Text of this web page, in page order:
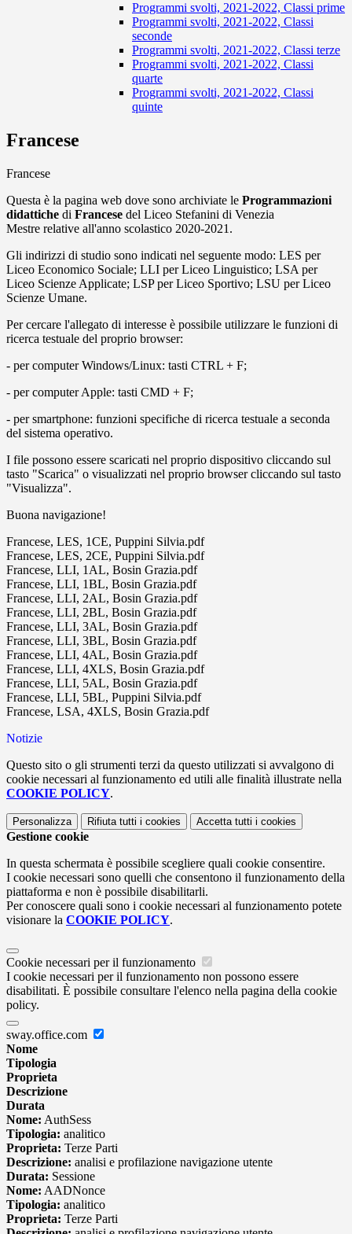
Programmi svolti, 2021-2022, Classi prime
Programmi svolti, 2021-2022, Classi
seconde
Programmi svolti, 2021-2022, Classi terze
Programmi svolti, 2021-2022, Classi
quarte
Programmi svolti, 2021-2022, Classi
quinte
Francese
Francese
Questa è la pagina web dove sono archiviate le Programmazioni
didattiche di Francese del Liceo Stefanini di Venezia
Mestre relative all'anno scolastico 2020-2021.
Gli indirizzi di studio sono indicati nel seguente modo: LES per
Liceo Economico Sociale; LLI per Liceo Linguistico; LSA per
Liceo Scienze Applicate; LSP per Liceo Sportivo; LSU per Liceo
Scienze Umane.
Per cercare l'allegato di interesse è possibile utilizzare le funzioni di
ricerca testuale del proprio browser:
- per computer Windows/Linux: tasti CTRL + F;
- per computer Apple: tasti CMD + F;
- per smartphone: funzioni specifiche di ricerca testuale a seconda
del sistema operativo.
I file possono essere scaricati nel proprio dispositivo cliccando sul
tasto "Scarica" o visualizzati nel proprio browser cliccando sul tasto
"Visualizza".
Buona navigazione!
Francese, LES, 1CE, Puppini Silvia.pdf
Francese, LES, 2CE, Puppini Silvia.pdf
Francese, LLI, 1AL, Bosin Grazia.pdf
Francese, LLI, 1BL, Bosin Grazia.pdf
Francese, LLI, 2AL, Bosin Grazia.pdf
Francese, LLI, 2BL, Bosin Grazia.pdf
Francese, LLI, 3AL, Bosin Grazia.pdf
Francese, LLI, 3BL, Bosin Grazia.pdf
Francese, LLI, 4AL, Bosin Grazia.pdf
Francese, LLI, 4XLS, Bosin Grazia.pdf
Francese, LLI, 5AL, Bosin Grazia.pdf
Francese, LLI, 5BL, Puppini Silvia.pdf
Francese, LSA, 4XLS, Bosin Grazia.pdf
Notizie
Questo sito o gli strumenti terzi da questo utilizzati si avvalgono di
cookie necessari al funzionamento ed utili alle finalità illustrate nella
COOKIE POLICY.
Personalizza Rifiuta tutti i cookies Accetta tutti i cookies
Gestione cookie
In questa schermata è possibile scegliere quali cookie consentire.
I cookie necessari sono quelli che consentono il funzionamento della
piattaforma e non è possibile disabilitarli.
Per conoscere quali sono i cookie necessari al funzionamento potete
visionare la COOKIE POLICY.
Cookie necessari per il funzionamento
I cookie necessari per il funzionamento non possono essere
disabilitati. È possibile consultare l'elenco nella pagina della cookie
policy.
sway.office.com
Nome
Tipologia
Proprieta
Descrizione
Durata
Nome: AuthSess
Tipologia: analitico
Proprieta: Terze Parti
Descrizione: analisi e profilazione navigazione utente
Durata: Sessione
Nome: AADNonce
Tipologia: analitico
Proprieta: Terze Parti